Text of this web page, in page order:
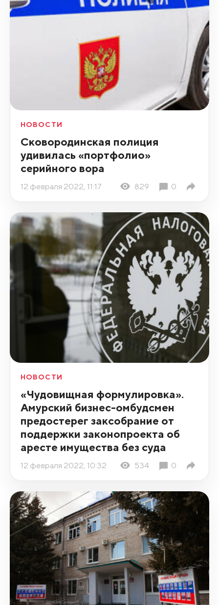
НОВОСТИ
Сковородинская полиция
удивилась «портфолио»
серийного вора
12 февраля 2022, 11:17 829 0
НОВОСТИ
«Чудовищная формулировка».
Амурский бизнес-омбудсмен
предостерег заксобрание от
поддержки законопроекта об
аресте имущества без суда
12 февраля 2022, 10:32 534 0